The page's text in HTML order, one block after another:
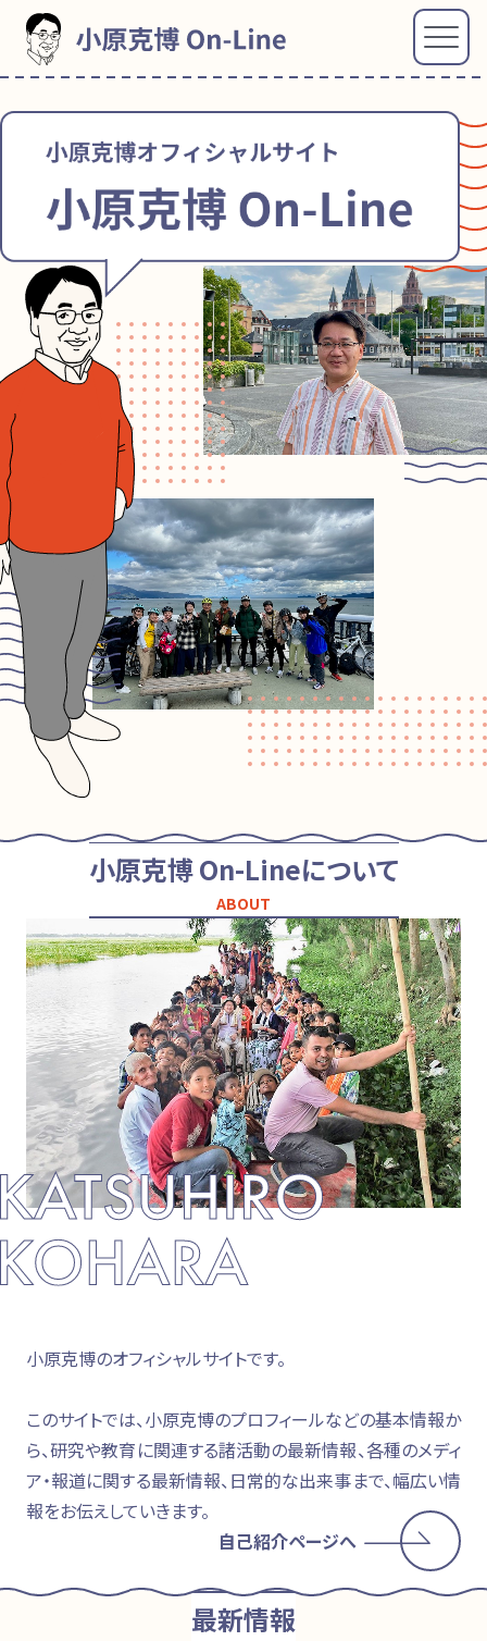
小原克博 On-Lineについて
ABOUT
小原克博のオフィシャルサイトです。
このサイトでは、小原克博のプロフィールなどの基本情報か
ら、研究や教育に関連する諸活動の最新情報、各種のメディ
ア・報道に関する最新情報、日常的な出来事まで、幅広い情
報をお伝えしていきます。
自己紹介ページへ
最新情報